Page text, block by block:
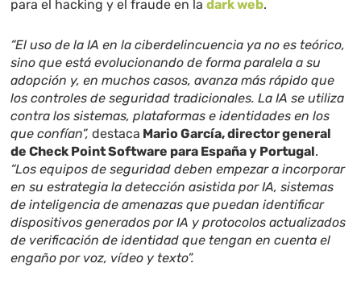
para el hacking y el fraude en ladark web.
“El uso de la IA en la ciberdelincuencia ya no es teórico,
sino que está evolucionando de forma paralela a su
adopción y, en muchos casos, avanza más rápido que
los controles de seguridad tradicionales. La IA se utiliza
contra los sistemas, plataformas e identidades en los
que confían”, destaca Mario García, director general
de Check Point Software para España y Portugal.
“Los equipos de seguridad deben empezar a incorporar
en su estrategia la detección asistida por IA, sistemas
de inteligencia de amenazas que puedan identificar
dispositivos generados por IA y protocolos actualizados
de verificación de identidad que tengan en cuenta el
engaño por voz, vídeo y texto”.